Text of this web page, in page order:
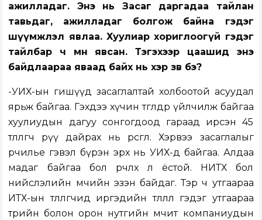
ажилладаг. Энэ нь Засаг даргадаа тайлан
тавьдаг, ажилладаг болгож байна гэдэг
шүүмжлэл явлаа. Хуулиар хориглоогүй гэдэг
тайлбар ч мөн явсан. Тэгэхээр цаашид энэ
байдлаараа яваад байх нь хэр зөв бэ?
-УИХ-ын гишүүд засаглалтай холбоотой асуудал
ярьж байгаа. Гэхдээ хүчин төгөлдөр үйлчилж байгаа
хуулиудын дагуу сонгогдоод гараад ирсэн 45
төлөөлөгч рүү дайрах нь өрөөсгөл. Хэрвээ засаглалыг
өөрчилье гэвэл бүрэн эрх нь УИХ-д байгаа. Алдаа
мадаг байгаа бол өөрчлөх л ёстой. НИТХ бол
нийслэлийн өмчийн эзэн байдаг. Тэр ч утгаараа
ИТХ-ын төлөөлөгчид иргэдийн төлөөлөл гэдэг утгаараа
төрийн болон орон нутгийн өмчит компаниудын